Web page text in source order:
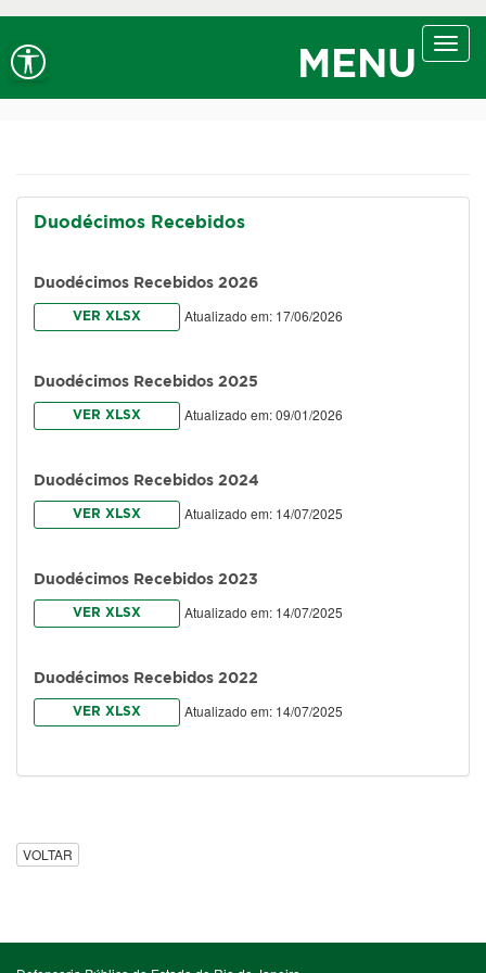
Ir ao conteúdo Alt+1 Ir ao menu Alt+2 Ir à busca Alt+3
A-Diminuir fonte MENU
Duodécimos Recebidos
Duodécimos Recebidos 2026
VER XLSX Atualizado em: 17/06/2026
Duodécimos Recebidos 2025
VER XLSX Atualizado em: 09/01/2026
Duodécimos Recebidos 2024
VER XLSX Atualizado em: 14/07/2025
Duodécimos Recebidos 2023
VER XLSX Atualizado em: 14/07/2025
Duodécimos Recebidos 2022
VER XLSX Atualizado em: 14/07/2025
VOLTAR